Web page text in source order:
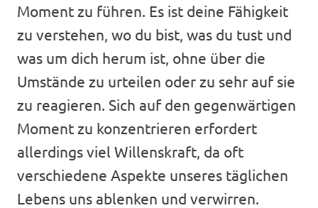
Moment zu führen. Es ist deine Fähigkeit
zu verstehen, wo du bist, was du tust und
was um dich herum ist, ohne über die
Umstände zu urteilen oder zu sehr auf sie
zu reagieren. Sich auf den gegenwärtigen
Moment zu konzentrieren erfordert
allerdings viel Willenskraft, da oft
verschiedene Aspekte unseres täglichen
Lebens uns ablenken und verwirren.